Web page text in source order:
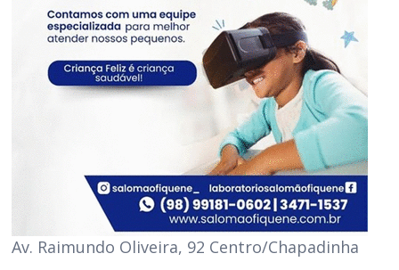
Av. Raimundo Oliveira, 92 Centro/Chapadinha